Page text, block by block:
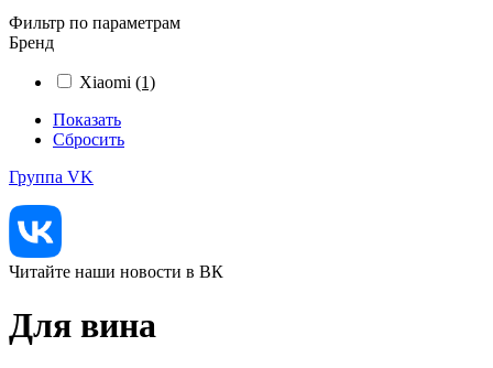
Фильтр по параметрам
Бренд
Xiaomi (1)
Показать
Сбросить
Группа VK
Читайте наши новости в ВК
Для вина